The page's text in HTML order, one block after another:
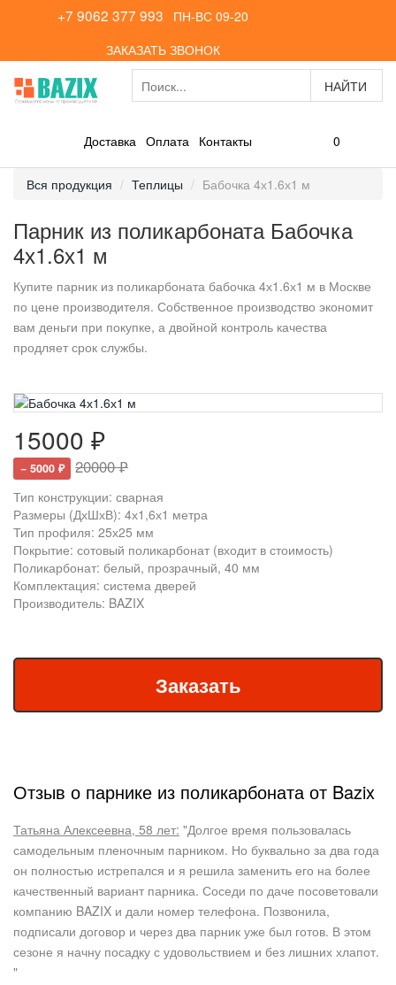
+7 9062 377 993
ПН-ВС 09-20
ЗАКАЗАТЬ ЗВОНОК
Доставка Оплата Контакты 0
Вся продукция Теплицы Бабочка 4х1.6х1 м
Парник из поликарбоната Бабочка
4х1.6х1 м
Купите парник из поликарбоната бабочка 4х1.6х1 м в Москве
по цене производителя. Собственное производство экономит
вам деньги при покупке, а двойной контроль качества
продляет срок службы.
15000 ₽
− 5000 ₽ 20000 ₽
Тип конструкции: сварная
Размеры (ДхШхВ): 4х1,6х1 метра
Тип профиля: 25х25 мм
Покрытие: сотовый поликарбонат (входит в стоимость)
Поликарбонат: белый, прозрачный, 40 мм
Комплектация: система дверей
Производитель: BAZIX
Отзыв о парнике из поликарбоната от Bazix
Татьяна Алексеевна, 58 лет: "Долгое время пользовалась
самодельным пленочным парником. Но буквально за два года
он полностью истрепался и я решила заменить его на более
качественный вариант парника. Соседи по даче посоветовали
компанию BAZIX и дали номер телефона. Позвонила,
подписали договор и через два парник уже был готов. В этом
сезоне я начну посадку с удовольствием и без лишних хлапот.
"